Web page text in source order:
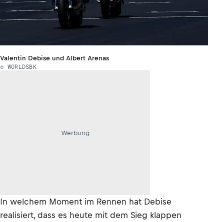
Valentin Debise und Albert Arenas
© WORLDSBK
Werbung
In welchem Moment im Rennen hat Debise
realisiert, dass es heute mit dem Sieg klappen